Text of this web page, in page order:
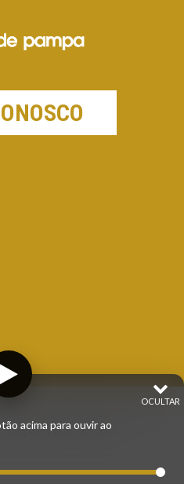
- Rádio Pampa - Rede
| RS - Brasil.
OCULTAR
acima para ouvir ao